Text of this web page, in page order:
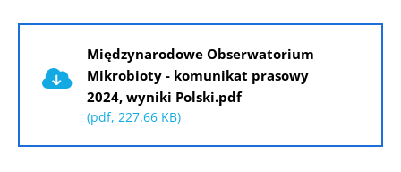
Międzynarodowe Obserwatorium
Mikrobioty - komunikat prasowy
2024, wyniki Polski.pdf
(pdf, 227.66 KB)